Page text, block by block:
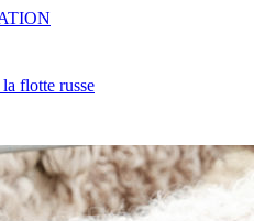
flotte russe